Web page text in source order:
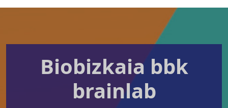
Biobizkaia bbk
brainlab